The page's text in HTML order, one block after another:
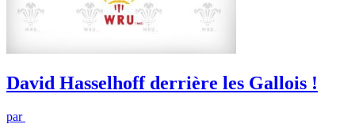
David Hasselhoff derrière les Gallois !
par